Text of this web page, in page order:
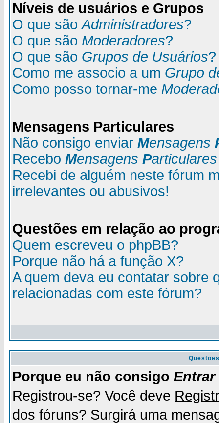
Níveis de usuários e Grupos
O que sãoAdministradores?
O que são Moderadores?
O que são Grupos de Usuários?
Como me associo a um Grupo
Como posso tornar-me
Mensagens Particulares
Não consigo enviar Mensagens
Recebo Mensagens Particulares
Recebi de alguém neste fórum
irrelevantes ou abusivos!
Questões em relação ao
Quem escreveu o phpBB?
Porque não há a função X?
A quem deva eu contatar sobre
relacionadas com este fórum?
Porque eu não consigo Entrar
Registrou-se? Você deve
dos fóruns? Surgirá uma